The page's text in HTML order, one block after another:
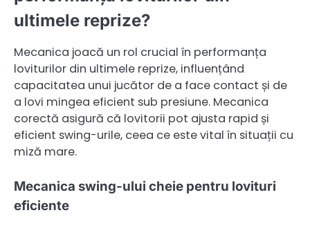
ultimele reprize?
Mecanica joacă un rol crucial în performanța
loviturilor din ultimele reprize, influențând
capacitatea unui jucător de a face contact și de
a lovi mingea eficient sub presiune. Mecanica
corectă asigură că lovitorii pot ajusta rapid și
eficient swing-urile, ceea ce este vital în situații cu
miză mare.
Mecanica swing-ului cheie pentru lovituri
eficiente